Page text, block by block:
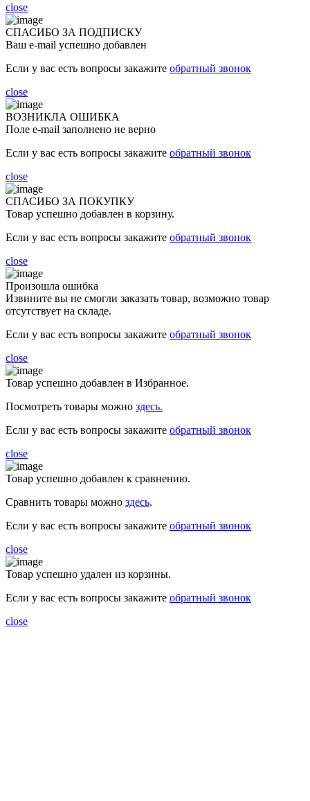
close
СПАСИБО ЗА ПОДПИСКУ
Ваш e-mail успешно добавлен
Если у вас есть вопросы закажите обратный звонок
close
ВОЗНИКЛА ОШИБКА
Поле e-mail заполнено не верно
Если у вас есть вопросы закажите обратный звонок
close
СПАСИБО ЗА ПОКУПКУ
Товар успешно добавлен в корзину.
Если у вас есть вопросы закажите обратный звонок
close
Произошла ошибка
Извините вы не смогли заказать товар, возможно товар
отсутствует на складе.
Если у вас есть вопросы закажите обратный звонок
close
Товар успешно добавлен в Избранное.
Посмотреть товары можно здесь.
Если у вас есть вопросы закажите обратный звонок
close
Товар успешно добавлен к сравнению.
Сравнить товары можно здесь.
Если у вас есть вопросы закажите обратный звонок
close
Товар успешно удален из корзины.
Если у вас есть вопросы закажите обратный звонок
close